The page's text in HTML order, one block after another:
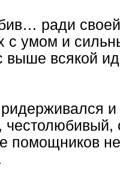
ради своей
с умом и
выше всякой
помощников